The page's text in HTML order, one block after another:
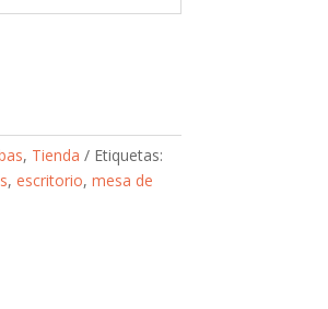
, Tienda
Etiquetas:
, escritorio, mesa de